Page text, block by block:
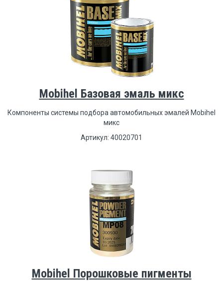
Mobihel Базовая эмаль микс
Компоненты системы подбора автомобильных эмалей Mobihel
микс
Артикул: 40020701
Mobihel Порошковые пигменты